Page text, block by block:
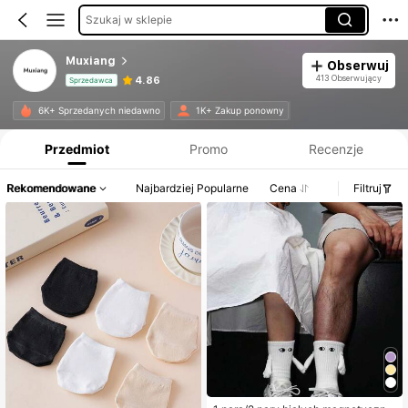
Szukaj w sklepie
Muxiang
Sprzedawca 4.86
Obserwuj
413 Obserwujący
6K+ Sprzedanych niedawno 1K+ Zakup ponowny
Przedmiot Promo Recenzje
Rekomendowane Najbardziej Popularne Cena Filtruj